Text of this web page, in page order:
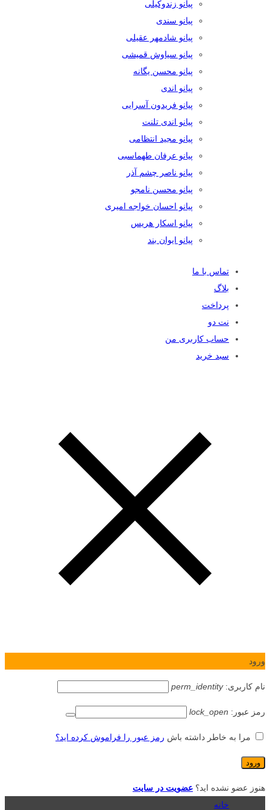
پیانو زندوکیلی
پیانو سندی
پیانو شادمهر عقیلی
پیانو سیاوش قمیشی
پیانو محسن یگانه
پیانو اندی
پیانو فریدون آسرایی
پیانو اندی تلنت
پیانو مجید انتظامی
پیانو عرفان طهماسبی
پیانو ناصر چشم آذر
پیانو محسن نامجو
پیانو احسان خواجه امیری
پیانو اسکار هریس
پیانو ایوان بند
تماس با ما
بلاگ
پرداخت
نت دو
حساب کاربری من
سبد خرید
ورود
نام کاربری:perm_identity
رمز عبور: lock_open
مرا به خاطر داشته باش رمز عبور را فراموش کرده اید؟
هنوز عضو نشده اید؟ عضویت در سایت
خانه